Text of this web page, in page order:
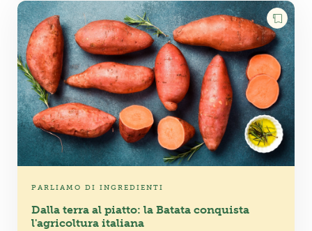
PARLIAMO DI INGREDIENTI
Dalla terra al piatto: la Batata conquista
l'agricoltura italiana